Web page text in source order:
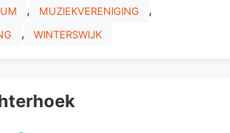
, MUZIEKVERENIGING ,
, WINTERSWIJK